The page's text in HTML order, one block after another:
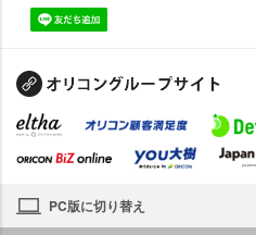
PC版に切り替え